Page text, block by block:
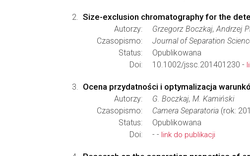
Size-exclusion chromatography for the
Autorzy:
Grzegorz Boczkaj, Andrzej
Czasopismo:
Journal of Separation
Status:
Opublikowana
Doi:
10.1002/jssc.201401230 -
Ocena przydatności i optymalizacja
Autorzy:
G. Boczkaj, M. Kamiński
Czasopismo:
Camera Separatoria (rok:
Status:
Opublikowana
Doi:
- - link do publikacji